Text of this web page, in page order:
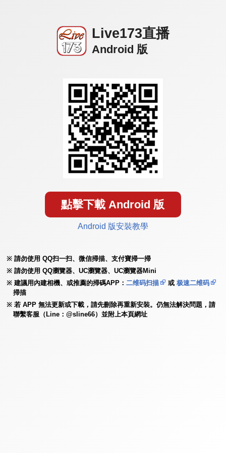
Live173直播
Android 版
點擊下載 Android 版
Android 版安裝教學
請勿使用 QQ扫一扫、微信掃描、支付寶掃一掃
請勿使用 QQ瀏覽器、UC瀏覽器、UC瀏覽器Mini
建議用內建相機、或推薦的掃碼APP：二维码扫描 或极速二维码
掃描
若 APP 無法更新或下載，請先刪除再重新安裝。仍無法解決問題，請
聯繫客服（Line：@sline66）並附上本頁網址